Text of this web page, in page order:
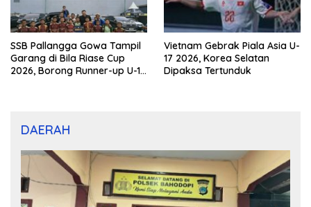
SSB Pallangga Gowa Tampil
Garang di Bila Riase Cup
2026, Borong Runner-up U-10
Vietnam Gebrak Piala Asia U-
17 2026, Korea Selatan
Dipaksa Tertunduk
DAERAH